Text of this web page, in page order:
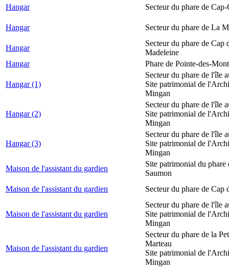
Hangar Secteur du phare de Cap-
Hangar Secteur du phare de La
Hangar
Secteur du phare de Cap
Madeleine
Hangar
Phare de Pointe-des-
Hangar (1)
Secteur du phare de l'île
Site patrimonial de
Mingan
Hangar (2)
Secteur du phare de l'île
Site patrimonial de
Mingan
Hangar (3)
Secteur du phare de l'île
Site patrimonial de
Mingan
Maison de l'assistant du gardien
Site patrimonial du phare
Saumon
Maison de l'assistant du gardien
Secteur du phare de Cap
Maison de l'assistant du gardien
Secteur du phare de l'île
Site patrimonial de
Mingan
Maison de l'assistant du gardien
Secteur du phare de la
Marteau
Site patrimonial de
Mingan